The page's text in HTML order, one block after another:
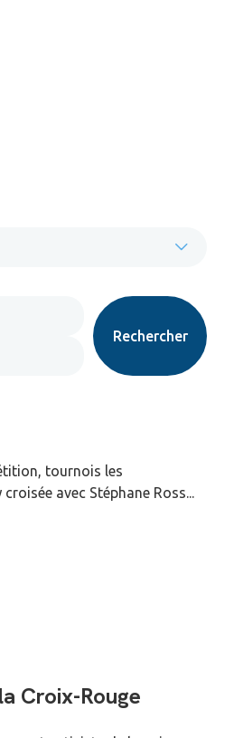
Rechercher
tournois les
avec Stéphane Ross...
Croix-Rouge